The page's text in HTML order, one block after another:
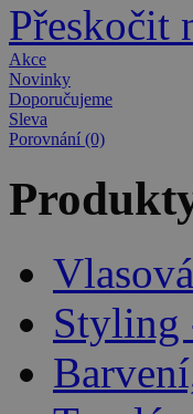
Přeskočit
Akce
Novinky
Doporučujeme
Sleva
Porovnání (0)
Styling